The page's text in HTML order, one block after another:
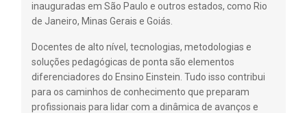
inauguradas em São Paulo e outros estados, como Rio
de Janeiro, Minas Gerais e Goiás.
Docentes de alto nível, tecnologias, metodologias e
soluções pedagógicas de ponta são elementos
diferenciadores do Ensino Einstein. Tudo isso contribui
para os caminhos de conhecimento que preparam
profissionais para lidar com a dinâmica de avanços e